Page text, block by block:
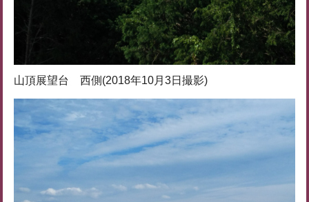
山頂展望台 西側(2018年10月3日撮影)